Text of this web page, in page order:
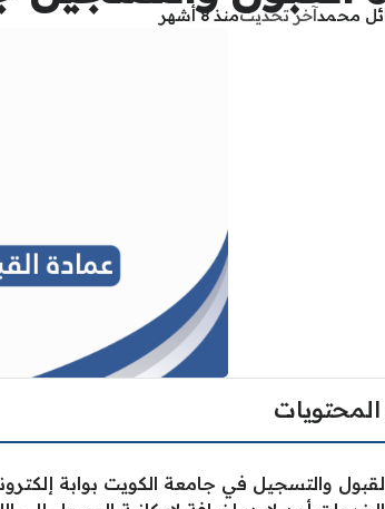
محمدآخر تحديثمنذ 8 أشهر
والتسجيل في جامعة الكويت بوابة